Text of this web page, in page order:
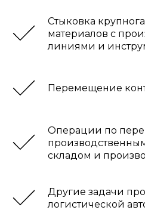
Стыковка
материалов с
линиями и
Перемещение
Операции по
складом и
Другие задачи
логистической